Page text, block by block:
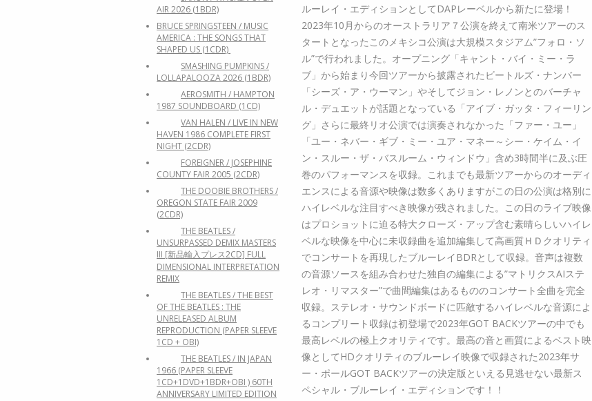
ルーレイ・エディションとしてDAPレーベルから新たに登場！
2023年10月からのオーストラリア７公演を終えて南米ツアーのス
タートとなったこのメキシコ公演は大規模スタジアム”フォロ・ソ
ル”で行われました。オープニング「キャント・バイ・ミー・ラ
ブ」から始まり今回ツアーから披露されたビートルズ・ナンバー
「シーズ・ア・ウーマン」やそしてジョン・レノンとのバーチャ
ル・デュエットが話題となっている「アイブ・ガッタ・フィーリン
グ」さらに最終リオ公演では演奏されなかった「ファー・ユー」
「ユー・ネバー・ギブ・ミー・ユア・マネー～シー・ケイム・イ
ン・スルー・ザ・バスルーム・ウィンドウ」含め3時間半に及ぶ圧
巻のパフォーマンスを収録。これまでも最新ツアーからのオーディ
エンスによる音源や映像は数多くありますがこの日の公演は格別に
ハイレベルな注目すべき映像が残されました。この日のライブ映像
はプロショットに迫る特大クローズ・アップ含む素晴らしいハイレ
ベルな映像を中心に未収録曲を追加編集して高画質ＨＤクオリティ
でコンサートを再現したブルーレイBDRとして収録。音声は複数
の音源ソースを組み合わせた独自の編集による”マトリクスAIステ
レオ・リマスター”で曲間編集はあるもののコンサート全曲を完全
収録。ステレオ・サウンドボードに匹敵するハイレベルな音源によ
るコンプリート収録は初登場で2023年GOT BACKツアーの中でも
最高レベルの極上クオリティです。最高の音と画質によるベスト映
像としてHDクオリティのブルーレイ映像で収録された2023年サ
ー・ポールGOT BACKツアーの決定版といえる見逃せない最新ス
ペシャル・ブルーレイ・エディションです！！
AIR 2026 (1BDR)
BRUCE SPRINGSTEEN / MUSIC
AMERICA : THE SONGS THAT
SHAPED US (1CDR)
SMASHING PUMPKINS /
LOLLAPALOOZA 2026 (1BDR)
AEROSMITH / HAMPTON
1987 SOUNDBOARD (1CD)
VAN HALEN / LIVE IN NEW
HAVEN 1986 COMPLETE FIRST
NIGHT (2CDR)
FOREIGNER / JOSEPHINE
COUNTY FAIR 2005 (2CDR)
THE DOOBIE BROTHERS /
OREGON STATE FAIR 2009
(2CDR)
THE BEATLES /
UNSURPASSED DEMIX MASTERS
III [新品輸入プレス2CD] FULL
DIMENSIONAL INTERPRETATION
REMIX
THE BEATLES / THE BEST
OF THE BEATLES : THE
UNRELEASED ALBUM
REPRODUCTION (PAPER SLEEVE
1CD + OBI)
THE BEATLES / IN JAPAN
1966 (PAPER SLEEVE
1CD+1DVD+1BDR+OBI ) 60TH
ANNIVERSARY LIMITED EDITION